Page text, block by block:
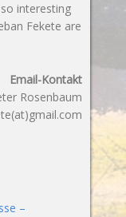
interesting
Fekete are
Email-Kontakt
Rosenbaum
–